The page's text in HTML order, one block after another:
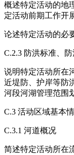
概述特定活动的地
定活动前期工作开
论述特定活动的必
C.2.3 防洪标准、
说明特定活动所在
近堤防、护岸等防
河段河湖管理范围
C.3 活动区域基本
C.3.1 河道概况
简述特定活动所在